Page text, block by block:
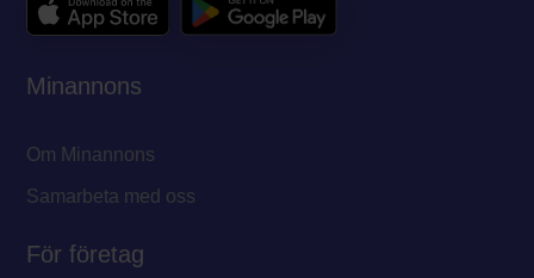
Minannons
Om Minannons
Samarbeta med oss
För företag